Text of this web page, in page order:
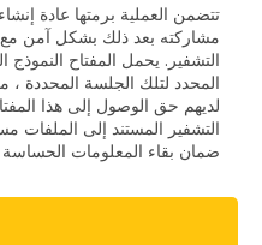
تتضمن العملية برمتها عادة
مشاركته بعد ذلك بشكل آمن مع
التشفير. يحمل المفتاح
المحدد لتلك الجلسة المحددة
لديهم حق الوصول إلى هذا
التشفير المستند إلى
ضمان بقاء المعلومات الحساسة